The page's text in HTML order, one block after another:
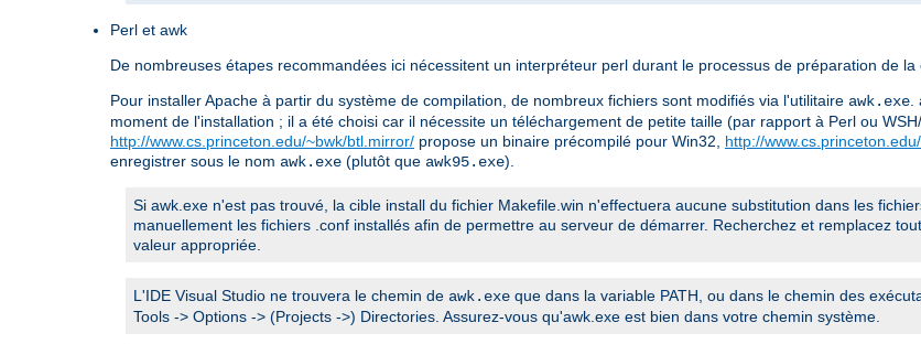
Perl et awk
De nombreuses étapes recommandées ici nécessitent un interpréteur perl durant le processus de préparation de la
Pour installer Apache à partir du système de compilation, de nombreux fichiers sont modifiés via l'utilitaire awk.exe
moment de l'installation ; il a été choisi car il nécessite un téléchargement de petite taille (par rapport à Perl ou
http://www.cs.princeton.edu/~bwk/btl.mirror/ propose un binaire précompilé pour Win32, http://
enregistrer sous le nom awk.exe (plutôt que awk95.exe).
Si awk.exe n'est pas trouvé, la cible install du fichier Makefile.win n'effectuera aucune substitution dans les
manuellement les fichiers .conf installés afin de permettre au serveur de démarrer. Recherchez et remplacez
valeur appropriée.
L'IDE Visual Studio ne trouvera le chemin de awk.exe que dans la variable PATH, ou dans le chemin des
Tools -> Options -> (Projects ->) Directories. Assurez-vous qu'awk.exe est bien dans votre chemin système.